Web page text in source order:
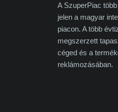
A SzuperPiac
jelen a magyar
piacon. A több
megszerzett
céged és a
reklámozásában.